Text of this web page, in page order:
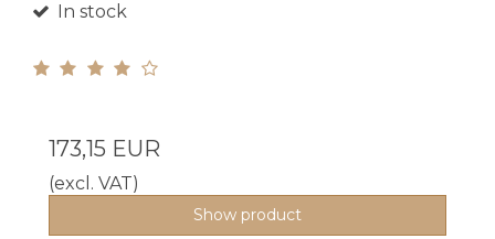
In stock
173,15 EUR
(excl. VAT)
Show product